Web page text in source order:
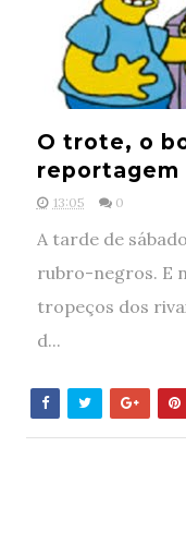
O trote, o
reportagem
13:05 0
A tarde de
rubro-negros. E
tropeços dos
d...